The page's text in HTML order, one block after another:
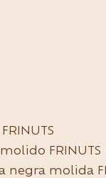
FRINUTS
molida